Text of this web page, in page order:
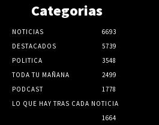
Categorias
NOTICIAS
6693
DESTACADOS
5739
POLITICA
3548
TODA TU MAÑANA
2499
PODCAST
1778
LO QUE HAY TRAS CADA NOTICIA
1664